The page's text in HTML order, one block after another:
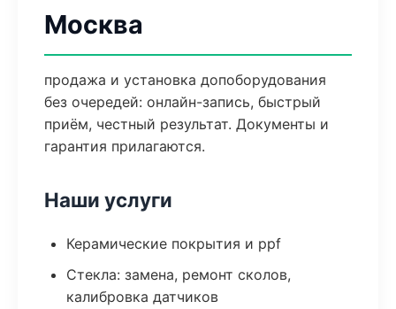
Москва
продажа и установка допоборудования
без очередей: онлайн-запись, быстрый
приём, честный результат. Документы и
гарантия прилагаются.
Наши услуги
Керамические покрытия и ppf
Стекла: замена, ремонт сколов,
калибровка датчиков